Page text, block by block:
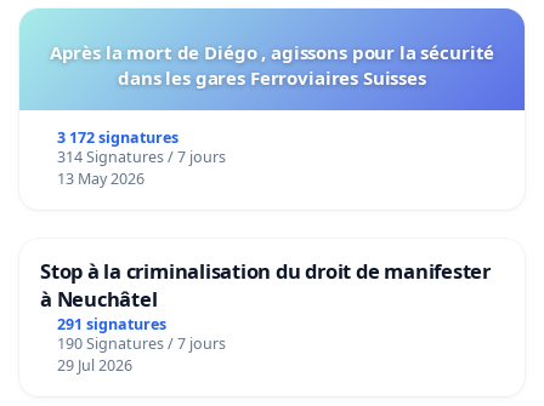
Après la mort de Diégo , agissons pour la sécurité
dans les gares Ferroviaires Suisses
3 172 signatures
314 Signatures / 7 jours
13 May 2026
Stop à la criminalisation du droit de manifester
à Neuchâtel
291 signatures
190 Signatures / 7 jours
29 Jul 2026